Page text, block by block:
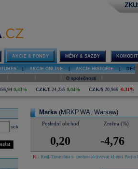
AKCIE & FONDY MĚNY & SAZBY
AKCIE ONLINE AKCIE HISTORIE
O společnosti
0,83% CZK/€ 24,235 0,04% CZK/$ 20,966 -0,31%
select
Marka (MRKP.WA, Warsaw)
Poslední obchod Změna (%)
0,20 -4,76
R - Real-Time data si mohou aktivovat klienti